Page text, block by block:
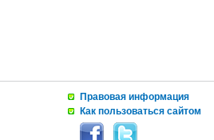
Правовая информация
Как пользоваться сайтом